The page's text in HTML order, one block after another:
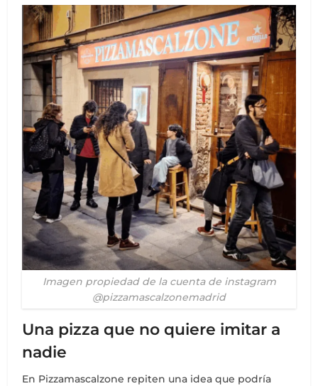
Imagen propiedad de la cuenta de instagram
@pizzamascalzonemadrid
Una pizza que no quiere imitar a
nadie
En Pizzamascalzone repiten una idea que podría